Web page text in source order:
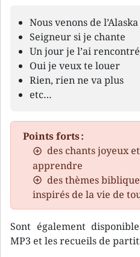
Nous venons de l’Alaska
Seigneur si je chante
Un jour je l’ai rencontré
Oui je veux te louer
Rien, rien ne va plus
etc…
Points forts :
des chants joyeux
apprendre
des thèmes
inspirés de la vie de
Sont également
MP3 et les recueils de